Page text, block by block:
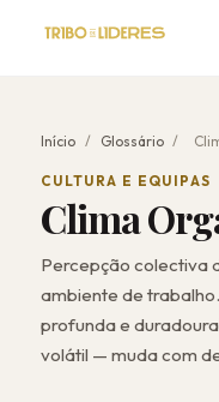
Início / Glossário /
CULTURA E EQUIPAS
Clima
Percepção colectiva
ambiente de
profunda e
volátil — muda com